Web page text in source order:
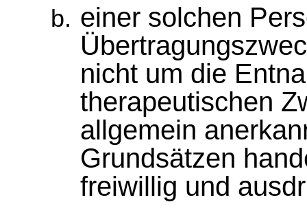
einer solchen
nicht um die
therapeutischen
allgemein
Grundsätzen
freiwillig und